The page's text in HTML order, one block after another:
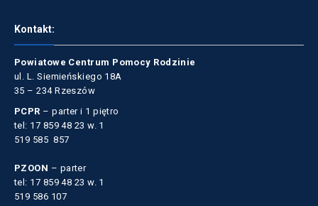
Kontakt:
Powiatowe Centrum Pomocy Rodzinie
ul. L. Siemieńskiego 18A
35 – 234 Rzeszów
PCPR – parter i 1 piętro
tel: 17 859 48 23 w. 1
519 585 857
PZOON – parter
tel: 17 859 48 23 w. 1
519 586 107